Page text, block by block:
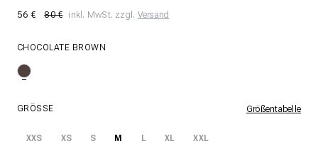
56 € 80 € inkl. MwSt. zzgl. Versand
CHOCOLATE BROWN
GRÖSSE Größentabelle
XXS XS S M L XL XXL